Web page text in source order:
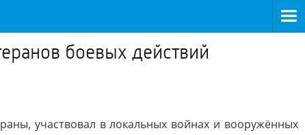
боевых действий
участвовал в локальных войнах и вооружённых